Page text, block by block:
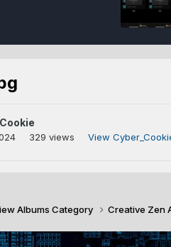
329 views View
Albums Category Creative Zen